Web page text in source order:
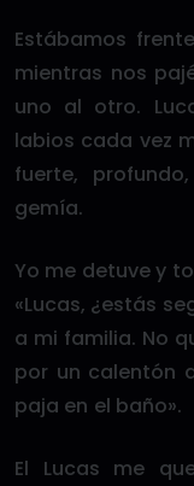
Estábamos
mientras nos
uno al otro.
labios cada vez
fuerte,
gemía.
Yo me detuve y
«Lucas, ¿estás
a mi familia. No
por un calentón
paja en el baño».
El Lucas me